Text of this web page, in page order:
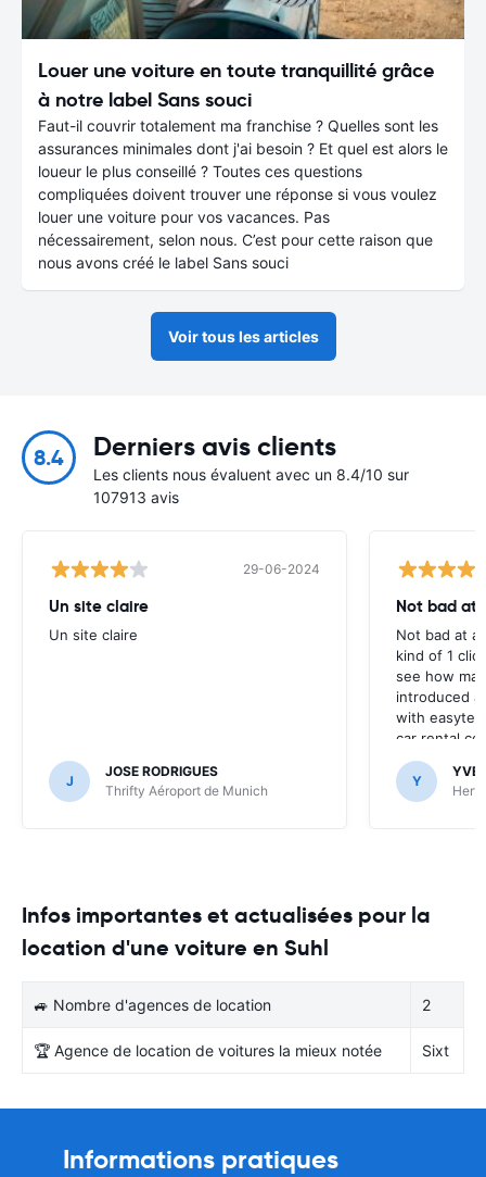
Louer une voiture en toute tranquillité grâce
à notre label Sans souci
Faut-il couvrir totalement ma franchise ? Quelles sont les
assurances minimales dont j'ai besoin ? Et quel est alors le
loueur le plus conseillé ? Toutes ces questions
compliquées doivent trouver une réponse si vous voulez
louer une voiture pour vos vacances. Pas
nécessairement, selon nous. C’est pour cette raison que
nous avons créé le label Sans souci
Voir tous les articles
8.4 Derniers avis clients
Les clients nous évaluent avec un 8.4/10 sur
107913 avis
29-06-2024
Un site claire
Un site claire
J
JOSE RODRIGUES
Thrifty Aéroport de Munich
Not bad at
Not bad at
kind of 1
see how
introduced
with
car rental
Y
Infos importantes et actualisées pour la
location d'une voiture en Suhl
🚙 Nombre d'agences de location 2
🏆 Agence de location de voitures la mieux notée Sixt
Informations pratiques